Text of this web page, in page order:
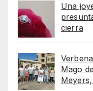
Una
cierra
Mago